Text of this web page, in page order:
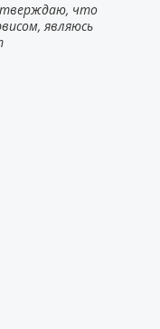
что
являюсь